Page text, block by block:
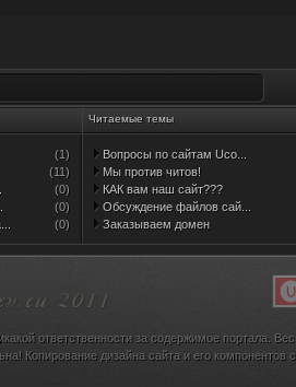
</DIV><DIV
softpc.ucoz.ru/
BOTTOM: 5px;
страница"
<IMG
alt=""
<A href="http://
Читаемые темы
(1)
(11)
(0)
(0)
(0)
Вопросы по сайтам Uco...
Мы против читов!
КАК вам наш сайт???
Обсуждение файлов сай...
Заказываем домен
ответственности за содержимое портала.
Копирование дизайна сайта и его